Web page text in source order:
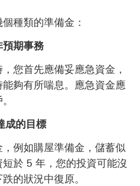
種類的準備金：
預期事務
您首先應備妥應急資金，
夠有所喘息。應急資金應
成的目標
例如購屋準備金，儲蓄似
於 5 年，您的投資可能沒
的狀況中復原。